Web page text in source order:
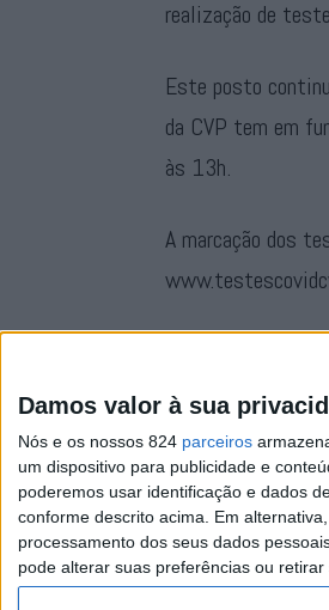
Damos valor à sua
Nós e os nossos 824 parceiros
um dispositivo para publicidade e
poderemos usar identificação e dados
conforme descrito acima. Em
processamento dos seus dados
pode alterar suas preferências ou
realização de
Este posto
da CVP tem em
às 13h.
A marcação dos
que tem vindo a